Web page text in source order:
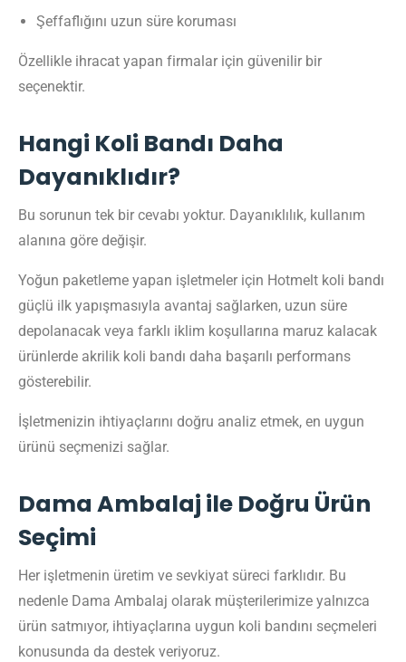
Şeffaflığını uzun süre koruması
Özellikle ihracat yapan firmalar için güvenilir bir
seçenektir.
Hangi Koli Bandı Daha
Dayanıklıdır?
Bu sorunun tek bir cevabı yoktur. Dayanıklılık, kullanım
alanına göre değişir.
Yoğun paketleme yapan işletmeler için Hotmelt koli bandı
güçlü ilk yapışmasıyla avantaj sağlarken, uzun süre
depolanacak veya farklı iklim koşullarına maruz kalacak
ürünlerde akrilik koli bandı daha başarılı performans
gösterebilir.
İşletmenizin ihtiyaçlarını doğru analiz etmek, en uygun
ürünü seçmenizi sağlar.
Dama Ambalaj ile Doğru Ürün
Seçimi
Her işletmenin üretim ve sevkiyat süreci farklıdır. Bu
nedenle Dama Ambalaj olarak müşterilerimize yalnızca
ürün satmıyor, ihtiyaçlarına uygun koli bandını seçmeleri
konusunda da destek veriyoruz.